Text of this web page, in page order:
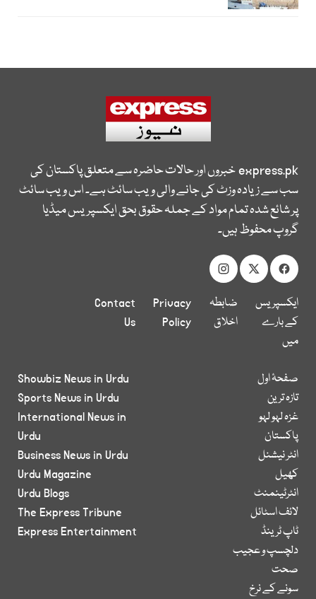
express.pkخبروں اور حالات حاضرہ سے متعلق پاکستان کی
سب سے زیادہ وزٹ کی جانے والی ویب سائٹ ہے۔ اس ویب سائٹ
پر شائع شدہ تمام مواد کے جملہ حقوق بحق ایکسپریس میڈیا
گروپ محفوظ ہیں۔
ایکسپریس
کے بارے
میں
ضابطہ
اخلاق
Privacy
Policy
Contact
Us
صفحۂ اول
تازہ ترین
غزہ لہو لہو
پاکستان
انٹر نیشنل
کھیل
انٹرٹینمنٹ
لائف اسٹائل
ٹاپ ٹرینڈ
دلچسپ و عجیب
صحت
سونے کے نرخ
Showbiz News in Urdu
Sports News in Urdu
International News in
Urdu
Business News in Urdu
Urdu Magazine
Urdu Blogs
The Express Tribune
Express Entertainment